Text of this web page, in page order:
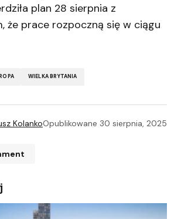
plan 28 sierpnia z
że prace rozpoczną się w ciągu
WIELKA BRYTANIA
KolankoOpublikowane 30 sierpnia, 2025
mail nie zostanie opublikowany.
są oznaczone*